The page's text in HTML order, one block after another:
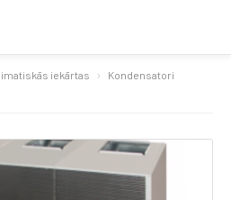
iekārtas
Kondensatori